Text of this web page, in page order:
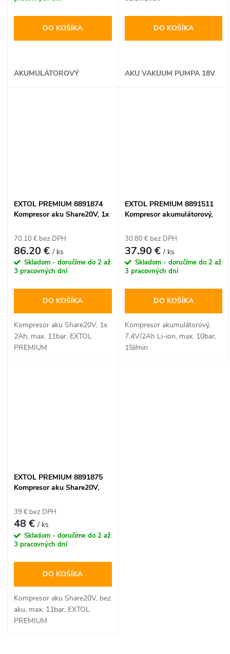
DO KOŠÍKA
AKUMULÁTOROVÝ
DO KOŠÍKA
AKU VAKUUM PUMPA 18V
EXTOL PREMIUM 8891874
Kompresor aku Share20V, 1x
70.10 € bez DPH
86.20 €/ ks
Skladom - doručíme do 2 až
3 pracovných dní
DO KOŠÍKA
Kompresor aku Share20V, 1x
2Ah, max. 11bar, EXTOL
PREMIUM
EXTOL PREMIUM 8891511
Kompresor akumulátorový,
15l/min
30.80 € bez DPH
37.90 €/ ks
Skladom - doručíme do 2 až
3 pracovných dní
DO KOŠÍKA
Kompresor akumulátorový,
7,4V/2Ah Li-ion, max. 10bar,
15l/min
EXTOL PREMIUM 8891875
Kompresor aku Share20V,
39 € bez DPH
48 €/ ks
Skladom - doručíme do 2 až
3 pracovných dní
DO KOŠÍKA
Kompresor aku Share20V, bez
aku, max. 11bar, EXTOL
PREMIUM